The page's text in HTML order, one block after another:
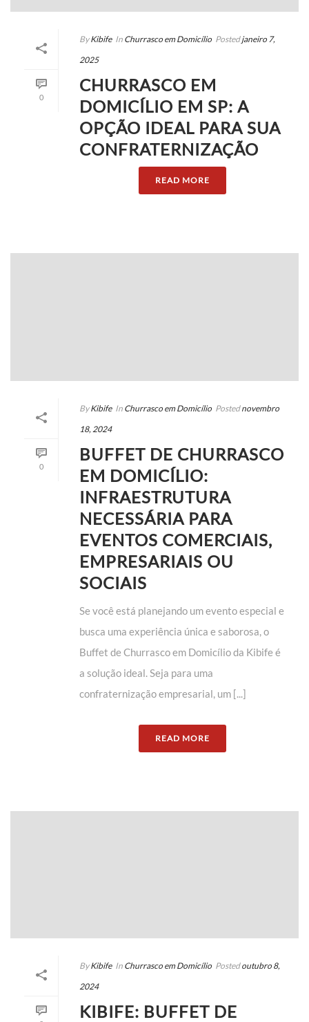
0
By Kibife In Churrasco em Domicílio Posted janeiro 7,
2025
CHURRASCO EM
DOMICÍLIO EM SP: A
OPÇÃO IDEAL PARA SUA
CONFRATERNIZAÇÃO
READ MORE
0
By Kibife In Churrasco em Domicílio Posted novembro
18, 2024
BUFFET DE CHURRASCO
EM DOMICÍLIO:
INFRAESTRUTURA
NECESSÁRIA PARA
EVENTOS COMERCIAIS,
EMPRESARIAIS OU
SOCIAIS
Se você está planejando um evento especial e
busca uma experiência única e saborosa, o
Buffet de Churrasco em Domicílio da Kibife é
a solução ideal. Seja para uma
confraternização empresarial, um [...]
READ MORE
By Kibife In Churrasco em Domicílio Posted outubro 8,
2024
KIBIFE: BUFFET DE